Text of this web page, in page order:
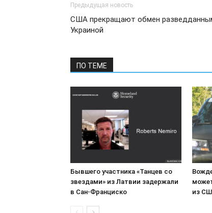
Предыдущая новость
США прекращают обмен
Украиной
ПО ТЕМЕ
Бывшего участника «Танцев со
звездами» из Латвии задержали
в Сан-Франциско
из